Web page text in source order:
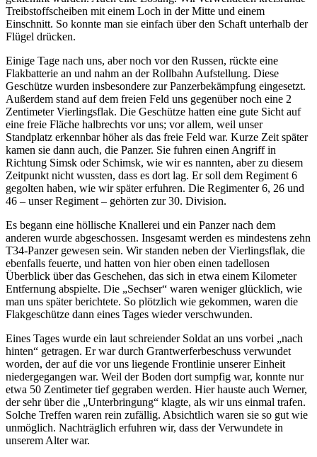
Treibstoffscheiben mit einem Loch in der Mitte und einem
Einschnitt. So konnte man sie einfach über den Schaft unterhalb der
Flügel drücken.
Einige Tage nach uns, aber noch vor den Russen, rückte eine
Flakbatterie an und nahm an der Rollbahn Aufstellung. Diese
Geschütze wurden insbesondere zur Panzerbekämpfung eingesetzt.
Außerdem stand auf dem freien Feld uns gegenüber noch eine 2
Zentimeter Vierlingsflak. Die Geschütze hatten eine gute Sicht auf
eine freie Fläche halbrechts vor uns; vor allem, weil unser
Standplatz erkennbar höher als das freie Feld war. Kurze Zeit später
kamen sie dann auch, die Panzer. Sie fuhren einen Angriff in
Richtung Simsk oder Schimsk, wie wir es nannten, aber zu diesem
Zeitpunkt nicht wussten, dass es dort lag. Er soll dem Regiment 6
gegolten haben, wie wir später erfuhren. Die Regimenter 6, 26 und
46 ‒ unser Regiment ‒ gehörten zur 30. Division.
Es begann eine höllische Knallerei und ein Panzer nach dem
anderen wurde abgeschossen. Insgesamt werden es mindestens zehn
T34-Panzer gewesen sein. Wir standen neben der Vierlingsflak, die
ebenfalls feuerte, und hatten von hier oben einen tadellosen
Überblick über das Geschehen, das sich in etwa einem Kilometer
Entfernung abspielte. Die
Sechser
waren weniger glücklich, wie
man uns später berichtete. So plötzlich wie gekommen, waren die
Flakgeschütze dann eines Tages wieder verschwunden.
Eines Tages wurde ein laut schreiender Soldat an uns vorbei
nach
hinten
getragen. Er war durch Grantwerferbeschuss verwundet
worden, der auf die vor uns liegende Frontlinie unserer Einheit
niedergegangen war. Weil der Boden dort sumpfig war, konnte nur
etwa 50 Zentimeter tief gegraben werden. Hier hauste auch Werner,
der sehr über die
Unterbringung
klagte, als wir uns einmal trafen.
Solche Treffen waren rein zufällig. Absichtlich waren sie so gut wie
unmöglich. Nachträglich erfuhren wir, dass der Verwundete in
unserem Alter war.